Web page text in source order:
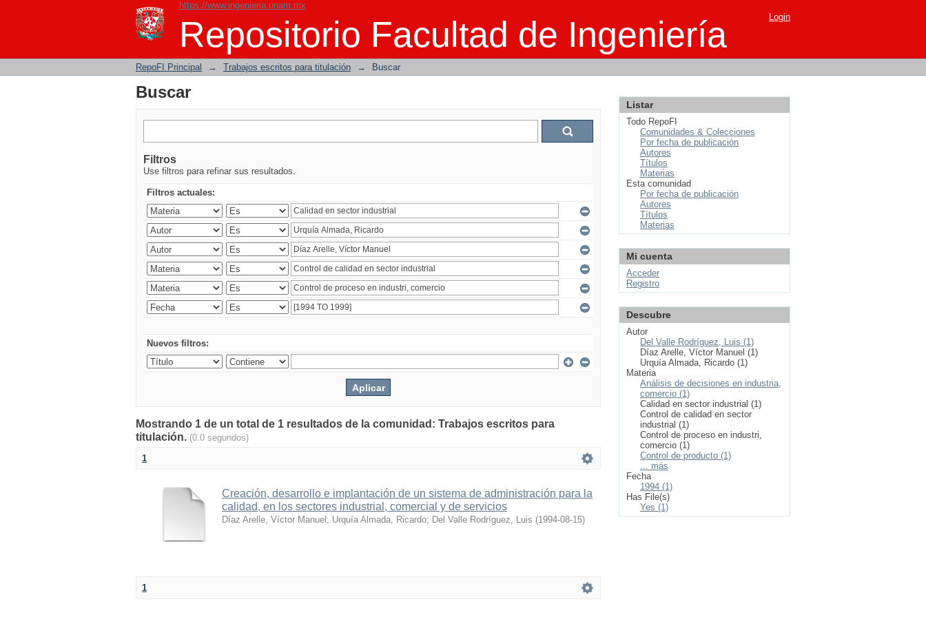
https://www.ingenieria.unam.mx
Repositorio Facultad de Ingeniería
Buscar Login
RepoFI Principal → Trabajos escritos para titulación → Buscar
Buscar
Filtros
Use filtros para refinar sus resultados.
Filtros actuales:
Nuevos filtros:
Mostrando 1 de un total de 1 resultados de la comunidad: Trabajos escritos para
titulación. (0.0 segundos)
1
Creación, desarrollo e implantación de un sistema de administración para la
calidad, en los sectores industrial, comercial y de servicios
Díaz Arelle, Víctor Manuel ; Urquía Almada, Ricardo; Del Valle Rodríguez, Luis (1994-08-15)
1
Listar
Todo RepoFI
Comunidades & Colecciones
Por fecha de publicación
Autores
Títulos
Materias
Esta comunidad
Por fecha de publicación
Autores
Títulos
Materias
Mi cuenta
Acceder
Registro
Descubre
Autor
Del Valle Rodríguez, Luis (1)
Díaz Arelle, Víctor Manuel (1)
Urquía Almada, Ricardo (1)
Materia
Análisis de decisiones en industria,
comercio (1)
Calidad en sector industrial (1)
Control de calidad en sector
industrial (1)
Control de proceso en industri,
comercio (1)
Control de producto (1)
... más
Fecha
1994 (1)
Has File(s)
Yes (1)